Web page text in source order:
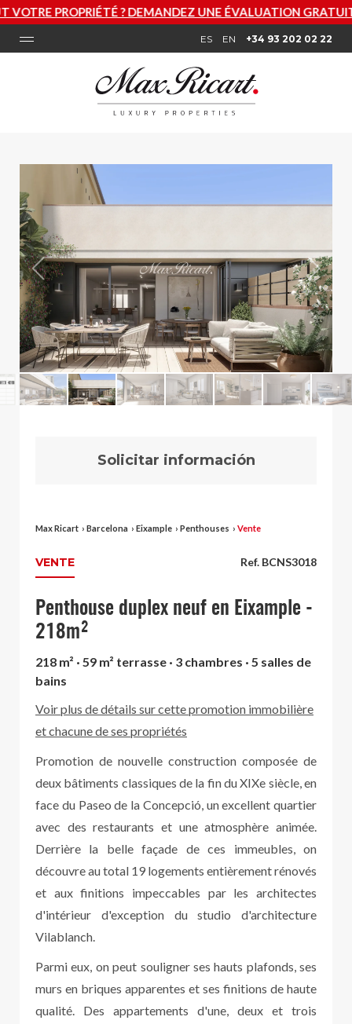
? DEMANDEZ UNE ÉVALUATION GRATUITE MAINTENANT
ES EN +34 93 202 02 22
Solicitar información
Max Ricart › Barcelona › Eixample › Penthouses › Vente
VENTE Ref. BCNS3018
Penthouse duplex neuf en Eixample -
218m²
218 m² · 59 m² terrasse · 3 chambres · 5 salles de
bains
Voir plus de détails sur cette promotion immobilière
et chacune de ses propriétés
Promotion de nouvelle construction composée de
deux bâtiments classiques de la fin du XIXe siècle, en
face du Paseo de la Concepció, un excellent quartier
avec des restaurants et une atmosphère animée.
Derrière la belle façade de ces immeubles, on
découvre au total 19 logements entièrement rénovés
et aux finitions impeccables par les architectes
d'intérieur d'exception du studio d'architecture
Vilablanch.
Parmi eux, on peut souligner ses hauts plafonds, ses
murs en briques apparentes et ses finitions de haute
qualité. Des appartements d'une, deux et trois